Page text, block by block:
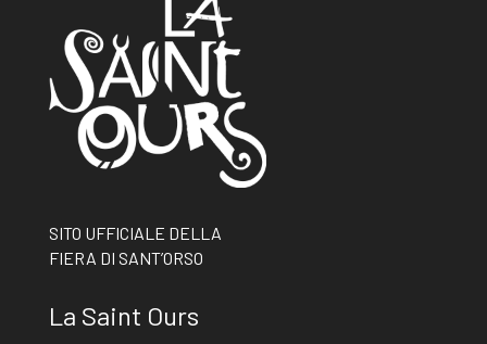
SITO UFFICIALE DELLA
FIERA DI SANT’ORSO
La Saint Ours